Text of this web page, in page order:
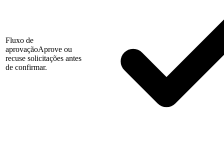
Fluxo de
aprovaçãoAprove ou
recuse solicitações antes
de confirmar.